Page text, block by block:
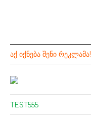
ᲐᲥ ᲘᲥᲜᲔᲑᲐ ᲨᲔᲜᲘ ᲠᲔᲙᲚᲐᲛᲐ!
TEST555